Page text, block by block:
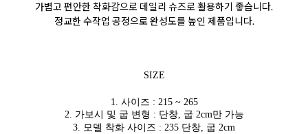
가볍고 편안한 착화감으로 데일리 슈즈로 활용하기 좋습니다.
정교한 수작업 공정으로 완성도를 높인 제품입니다.
SIZE
1. 사이즈 : 215 ~ 265
2. 가보시 및 굽 변형 : 단창, 굽 2cm만 가능
3. 모델 착화 사이즈 : 235 단창, 굽 2cm